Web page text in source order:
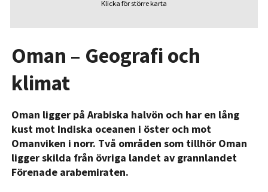
Klicka för större karta
Oman – Geografi och
klimat
Oman ligger på Arabiska halvön och har en lång
kust mot Indiska oceanen i öster och mot
Omanviken i norr. Två områden som tillhör Oman
ligger skilda från övriga landet av grannlandet
Förenade arabemiraten.